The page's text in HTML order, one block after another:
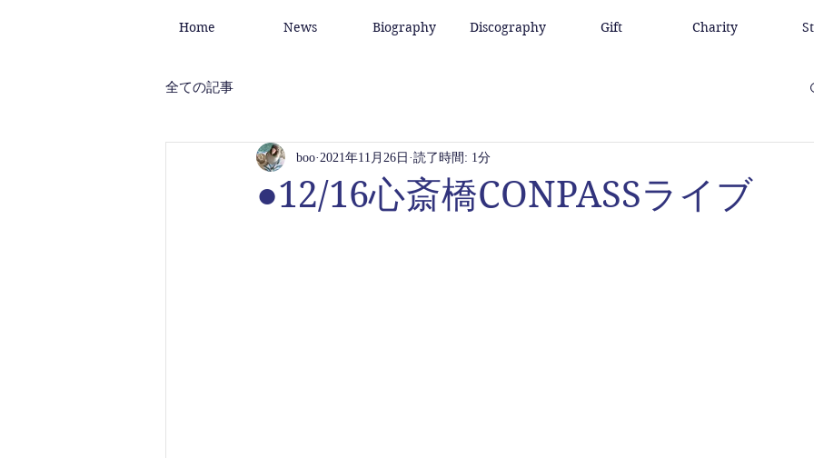
Home News Biography Discography Gift Charity
全ての記事
●12/16心斎橋CONPASSライブ
boo 2021年11月26日 読了時間: 1分